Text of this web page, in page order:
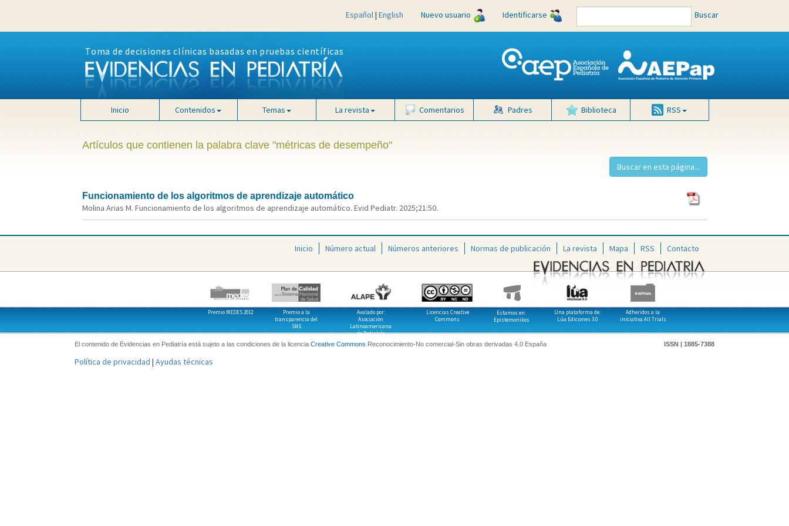
Español| English Nuevo usuario Identificarse Buscar
Toma de decisiones clínicas basadas en pruebas científicas
Inicio Contenidos Temas La revista Comentarios Padres Biblioteca RSS
Artículos que contienen la palabra clave "métricas de desempeño"
Funcionamiento de los algoritmos de aprendizaje automático
Molina Arias M. Funcionamiento de los algoritmos de aprendizaje automático. Evid Pediatr. 2025;21:50.
Inicio Número actual Números anteriores Normas de publicación La revista Mapa RSS Contacto
Premio MEDES 2012
Premio a la
transparencia del
SNS
Avalado por:
Asociación
Latinoamericana
de Pediatría
Licencias Creative
Commons
Estamos en:
Epistemonikos
Una plataforma de:
Lúa Ediciones 3.0
Adheridos a la
iniciativa All Trials
El contenido de Evidencias en Pediatría está sujeto a las condiciones de la licencia Creative Commons Reconocimiento-No comercial-Sin obras derivadas 4.0 España ISSN | 1885-7388
Política de privacidad | Ayudas técnicas